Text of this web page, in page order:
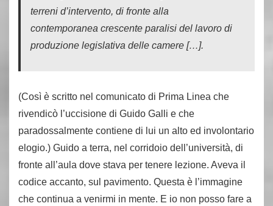
terreni d’intervento, di fronte alla
contemporanea crescente paralisi del lavoro di
produzione legislativa delle camere […].
(Così è scritto nel comunicato di Prima Linea che
rivendicò l’uccisione di Guido Galli e che
paradossalmente contiene di lui un alto ed involontario
elogio.) Guido a terra, nel corridoio dell’università, di
fronte all’aula dove stava per tenere lezione. Aveva il
codice accanto, sul pavimento. Questa è l’immagine
che continua a venirmi in mente. E io non posso fare a